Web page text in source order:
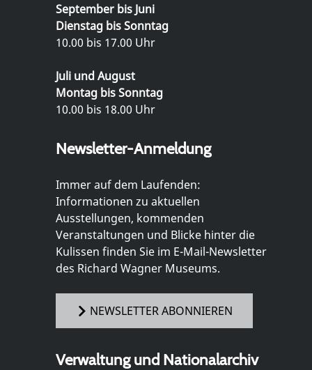
September bis Juni
Dienstag bis Sonntag
10.00 bis 17.00 Uhr
Juli und August
Montag bis Sonntag
10.00 bis 18.00 Uhr
Newsletter-Anmeldung
Immer auf dem Laufenden:
Informationen zu aktuellen
Ausstellungen, kommenden
Veranstaltungen und Blicke hinter die
Kulissen finden Sie im E-Mail-Newsletter
des Richard Wagner Museums.
NEWSLETTER ABONNIEREN
Verwaltung und Nationalarchiv